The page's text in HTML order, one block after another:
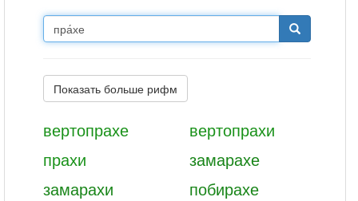
Показать больше рифм
вертопрахе
вертопрахи
прахи
замарахе
замарахи
побирахе